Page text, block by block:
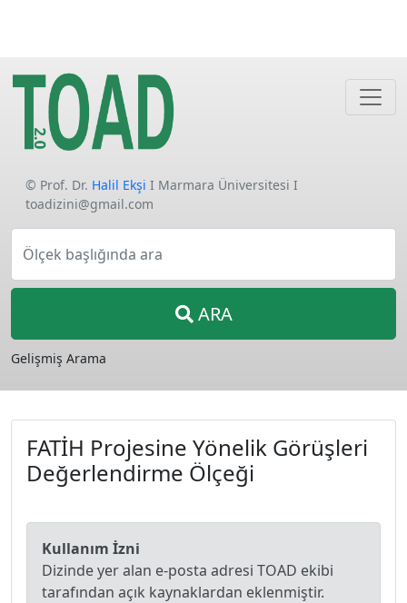
© Prof. Dr. Halil Ekşi I Marmara Üniversitesi I
toadizini@gmail.com
Ölçek başlığında ara
ARA
Gelişmiş Arama
FATİH Projesine Yönelik Görüşleri
Değerlendirme Ölçeği
Kullanım İzni
Dizinde yer alan e-posta adresi TOAD ekibi
tarafından açık kaynaklardan eklenmiştir.